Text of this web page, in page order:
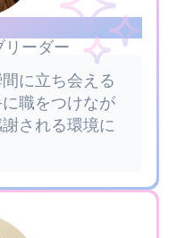
リーダー
に立ち会える
職をつけなが
される環境に